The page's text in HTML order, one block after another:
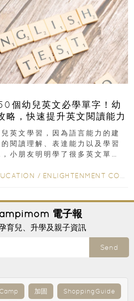
個幼兒英文必學單字！幼
略，快速提升英文閱讀能力
英文學習，因為語言能力的建
閱讀理解、表達能力以及學習
小朋友明明學了很多英文單
/ ENLIGHTENMENT CORNER
電子報
育兒、升學及親子資訊
Send
加固 ShoppingGuide